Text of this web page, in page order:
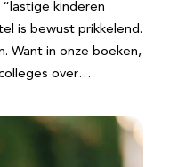
kinderen
is bewust prikkelend.
Want in onze boeken,
over…